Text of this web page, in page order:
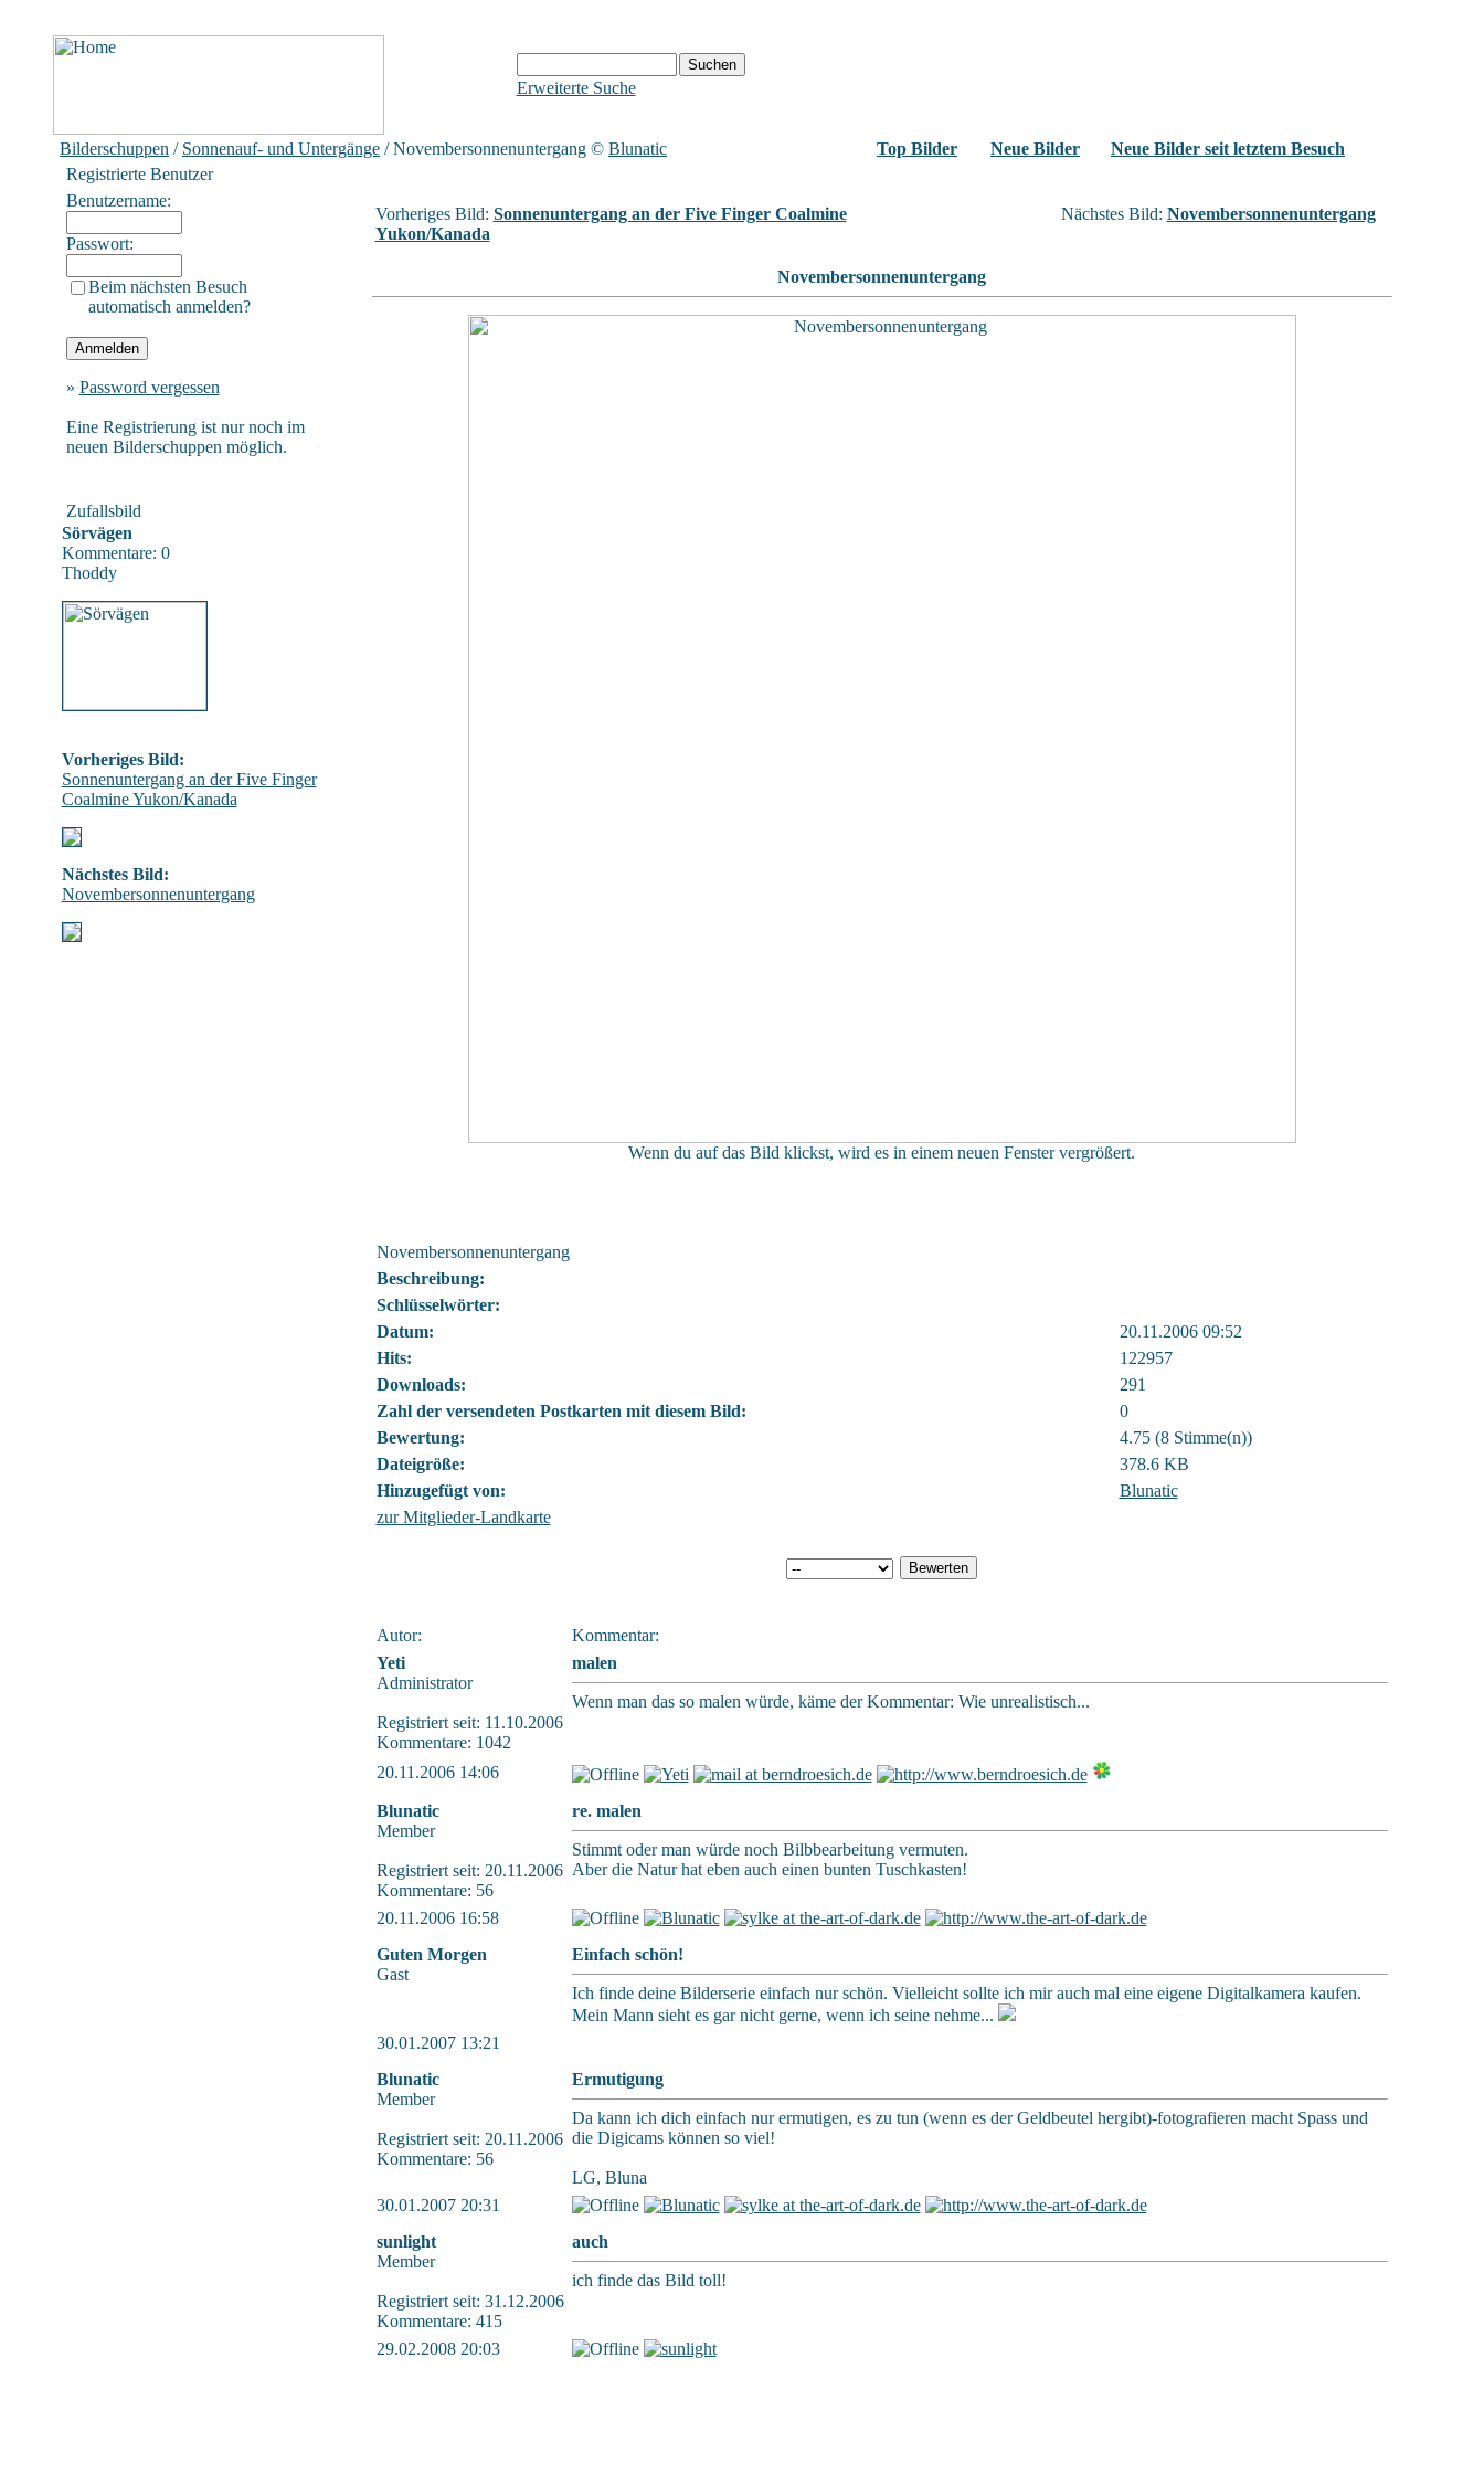
Erweiterte Suche
Bilderschuppen / Sonnenauf- und Untergänge / Novembersonnenuntergang © Blunatic Top Bilder Neue Bilder
Neue Bilder seit letztem Besuch
Registrierte Benutzer
Benutzername:
Passwort:
Beim nächsten Besuch
automatisch anmelden?
» Password vergessen
Eine Registrierung ist nur noch im
neuen Bilderschuppen möglich.
Zufallsbild
Sörvägen
Kommentare: 0
Thoddy
Vorheriges Bild:
Sonnenuntergang an der Five Finger
Coalmine Yukon/Kanada
Nächstes Bild:
Novembersonnenuntergang
Vorheriges Bild: Sonnenuntergang an der Five Finger Coalmine
Yukon/Kanada
Nächstes Bild: Novembersonnenuntergang
Novembersonnenuntergang
Wenn du auf das Bild klickst, wird es in einem neuen Fenster vergrößert.
Novembersonnenuntergang
Beschreibung:
Schlüsselwörter:
Datum:
20.11.2006 09:52
Hits:
122957
Downloads:
291
Zahl der versendeten Postkarten mit diesem Bild:
0
Bewertung:
4.75 (8 Stimme(n))
Dateigröße:
378.6 KB
Hinzugefügt von:
Blunatic
zur Mitglieder-Landkarte
Autor:
Kommentar:
Yeti
Administrator
Registriert seit: 11.10.2006
Kommentare: 1042
malen
Wenn man das so malen würde, käme der Kommentar: Wie unrealistisch...
20.11.2006 14:06
Blunatic
Member
Registriert seit: 20.11.2006
Kommentare: 56
re. malen
Stimmt oder man würde noch Bilbbearbeitung vermuten.
Aber die Natur hat eben auch einen bunten Tuschkasten!
20.11.2006 16:58
Guten Morgen
Gast
Einfach schön!
Ich finde deine Bilderserie einfach nur schön. Vielleicht sollte ich mir auch mal eine eigene Digitalkamera kaufen.
Mein Mann sieht es gar nicht gerne, wenn ich seine nehme...
30.01.2007 13:21
Blunatic
Member
Registriert seit: 20.11.2006
Kommentare: 56
Ermutigung
Da kann ich dich einfach nur ermutigen, es zu tun (wenn es der Geldbeutel hergibt)-fotografieren macht Spass und
die Digicams können so viel!
LG, Bluna
30.01.2007 20:31
sunlight
Member
Registriert seit: 31.12.2006
Kommentare: 415
auch
ich finde das Bild toll!
29.02.2008 20:03